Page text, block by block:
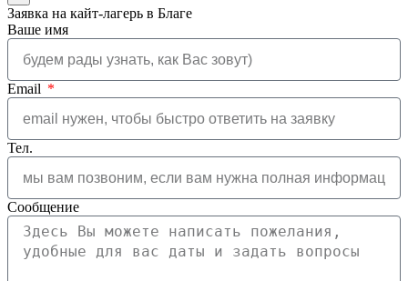
Заявка на кайт-лагерь в Благе
Ваше имя
Email
Тел.
Сообщение